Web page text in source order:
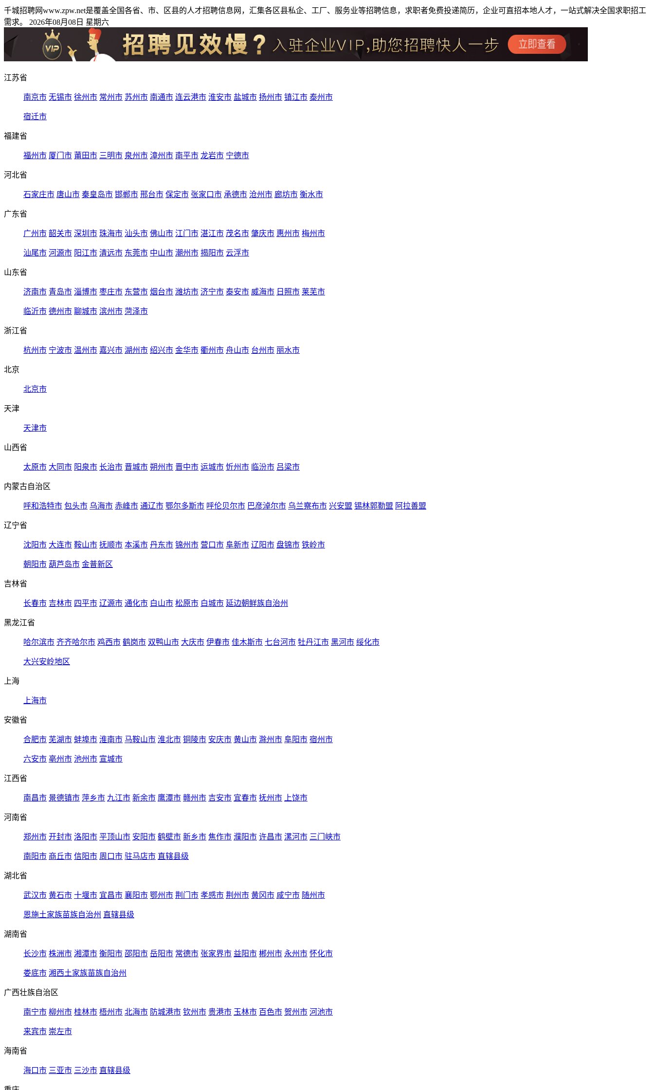
千城招聘网www.zpw.net是覆盖全国各省、市、区县的人才招聘信息网，汇集各区县私企、工厂、服务业等招聘信息，求职者免费投递简历，企业可直招本地人才，一站式解决全国求职招工
需求。 2026年08月08日 星期六
江苏省
南京市 无锡市 徐州市 常州市 苏州市 南通市 连云港市 淮安市 盐城市 扬州市 镇江市 泰州市
宿迁市
福建省
福州市 厦门市 莆田市 三明市 泉州市 漳州市 南平市 龙岩市 宁德市
河北省
石家庄市 唐山市 秦皇岛市 邯郸市 邢台市 保定市 张家口市 承德市 沧州市 廊坊市 衡水市
广东省
广州市 韶关市 深圳市 珠海市 汕头市 佛山市 江门市 湛江市 茂名市 肇庆市 惠州市 梅州市
汕尾市 河源市 阳江市 清远市 东莞市 中山市 潮州市 揭阳市 云浮市
山东省
济南市 青岛市 淄博市 枣庄市 东营市 烟台市 潍坊市 济宁市 泰安市 威海市 日照市 莱芜市
临沂市 德州市 聊城市 滨州市 菏泽市
浙江省
杭州市 宁波市 温州市 嘉兴市 湖州市 绍兴市 金华市 衢州市 舟山市 台州市 丽水市
北京
北京市
天津
天津市
山西省
太原市 大同市 阳泉市 长治市 晋城市 朔州市 晋中市 运城市 忻州市 临汾市 吕梁市
内蒙古自治区
呼和浩特市 包头市 乌海市 赤峰市 通辽市 鄂尔多斯市 呼伦贝尔市 巴彦淖尔市 乌兰察布市 兴安盟 锡林郭勒盟 阿拉善盟
辽宁省
沈阳市 大连市 鞍山市 抚顺市 本溪市 丹东市 锦州市 营口市 阜新市 辽阳市 盘锦市 铁岭市
朝阳市 葫芦岛市 金普新区
吉林省
长春市 吉林市 四平市 辽源市 通化市 白山市 松原市 白城市 延边朝鲜族自治州
黑龙江省
哈尔滨市 齐齐哈尔市 鸡西市 鹤岗市 双鸭山市 大庆市 伊春市 佳木斯市 七台河市 牡丹江市 黑河市 绥化市
大兴安岭地区
上海
上海市
安徽省
合肥市 芜湖市 蚌埠市 淮南市 马鞍山市 淮北市 铜陵市 安庆市 黄山市 滁州市 阜阳市 宿州市
六安市 亳州市 池州市 宣城市
江西省
南昌市 景德镇市 萍乡市 九江市 新余市 鹰潭市 赣州市 吉安市 宜春市 抚州市 上饶市
河南省
郑州市 开封市 洛阳市 平顶山市 安阳市 鹤壁市 新乡市 焦作市 濮阳市 许昌市 漯河市 三门峡市
南阳市 商丘市 信阳市 周口市 驻马店市 直辖县级
湖北省
武汉市 黄石市 十堰市 宜昌市 襄阳市 鄂州市 荆门市 孝感市 荆州市 黄冈市 咸宁市 随州市
恩施土家族苗族自治州 直辖县级
湖南省
长沙市 株洲市 湘潭市 衡阳市 邵阳市 岳阳市 常德市 张家界市 益阳市 郴州市 永州市 怀化市
娄底市 湘西土家族苗族自治州
广西壮族自治区
南宁市 柳州市 桂林市 梧州市 北海市 防城港市 钦州市 贵港市 玉林市 百色市 贺州市 河池市
来宾市 崇左市
海南省
海口市 三亚市 三沙市 直辖县级